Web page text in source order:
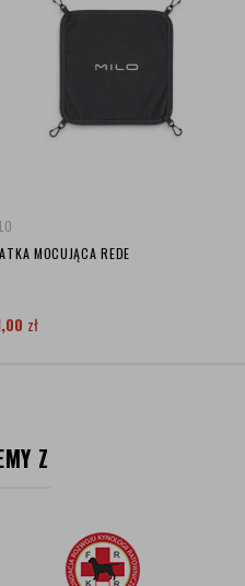
MOCUJĄCA REDE
zł
Z